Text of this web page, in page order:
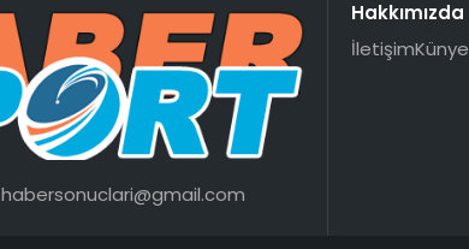
habersonuclari@gmail.com
Hakkımızda
İletişimKünye